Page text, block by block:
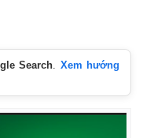
Search. Xem hướng